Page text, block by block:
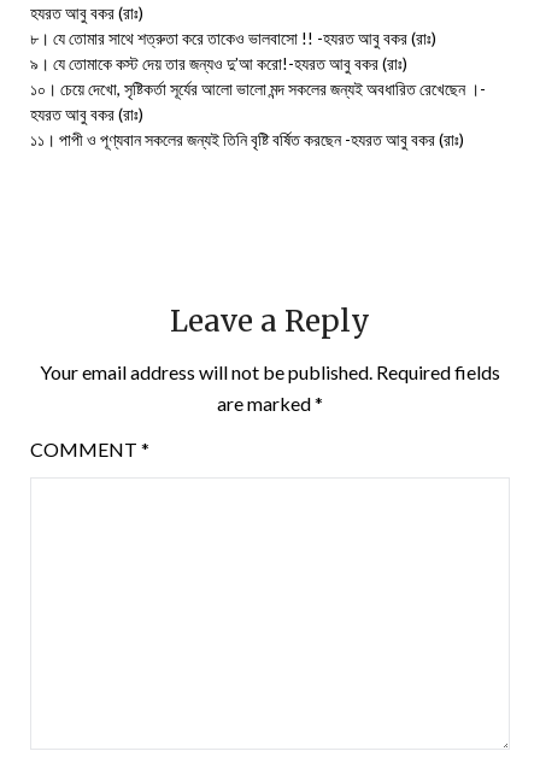
হযরত আবু বকর (রাঃ)
৮। যে তোমার সাথে শত্রুতা করে তাকেও ভালবাসো !! -হযরত আবু বকর (রাঃ)
৯। যে তোমাকে কস্ট দেয় তার জন্যও দু’আ করো!-হযরত আবু বকর (রাঃ)
১০। চেয়ে দেখো, সৃষ্টিকর্তা সূর্যের আলো ভালো মন্দ সকলের জন্যই অবধারিত রেখেছেন ।-
হযরত আবু বকর (রাঃ)
১১। পাপী ও পূণ্যবান সকলের জন্যই তিনি বৃষ্টি বর্ষিত করছেন -হযরত আবু বকর (রাঃ)
Leave a Reply
Your email address will not be published. Required fields
are marked*
COMMENT *